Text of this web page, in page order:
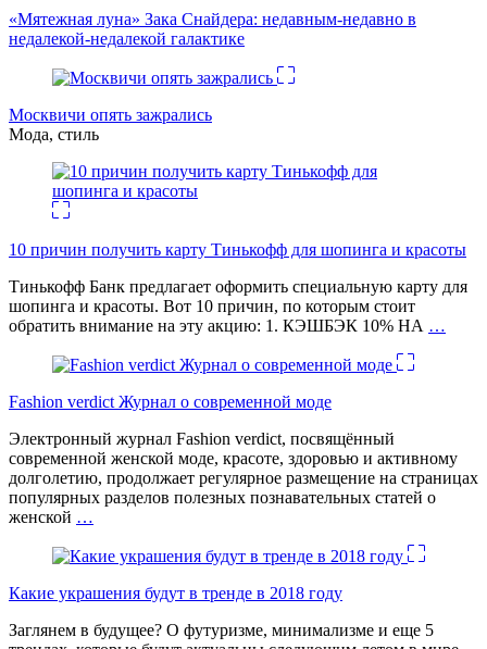
«Мятежная луна» Зака Снайдера: недавным-недавно в
недалекой-недалекой галактике
Москвичи опять зажрались
Мода, стиль
10 причин получить карту Тинькофф для шопинга и красоты
Тинькофф Банк предлагает оформить специальную карту для
шопинга и красоты. Вот 10 причин, по которым стоит
обратить внимание на эту акцию: 1. КЭШБЭК 10% НА …
Fashion verdict Журнал о современной моде
Электронный журнал Fashion verdict, посвящённый
современной женской моде, красоте, здоровью и активному
долголетию, продолжает регулярное размещение на страницах
популярных разделов полезных познавательных статей о
женской …
Какие украшения будут в тренде в 2018 году
Заглянем в будущее? О футуризме, минимализме и еще 5